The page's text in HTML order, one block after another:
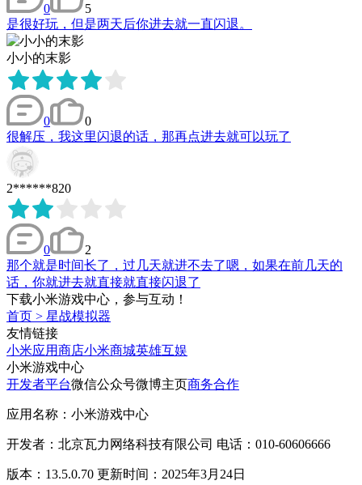
0
5
是很好玩，但是两天后你进去就一直闪退。
小小的末影
0
0
很解压，我这里闪退的话，那再点进去就可以玩了
2******820
0
2
那个就是时间长了，过几天就进不去了嗯，如果在前几天的
话，你就进去就直接就直接闪退了
下载小米游戏中心，参与互动！
首页 > 星战模拟器
友情链接
小米应用商店小米商城英雄互娱
小米游戏中心
开发者平台微信公众号微博主页商务合作
应用名称：小米游戏中心
开发者：北京瓦力网络科技有限公司 电话：010-60606666
版本：13.5.0.70 更新时间：2025年3月24日